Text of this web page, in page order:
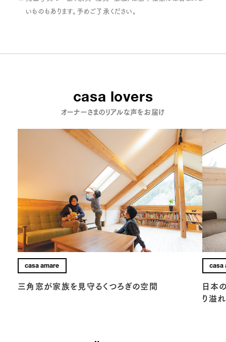
いものもあります。予めご了承ください。
casa lovers
オーナーさまのリアルな声をお届け
casa amare
三角窓が家族を見守るくつろぎの空間
casa
日本
り溢